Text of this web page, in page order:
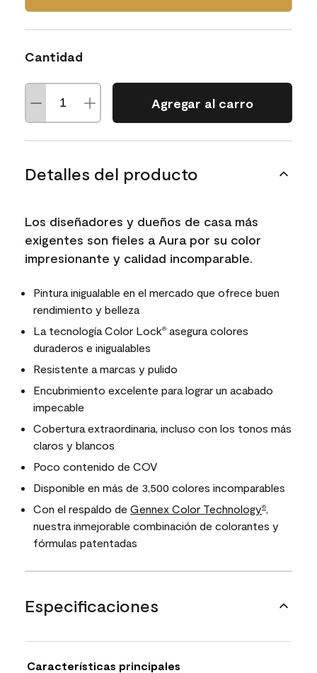
Cantidad
Agregar al carro
Detalles del producto
Los diseñadores y dueños de casa más
exigentes son fieles a Aura por su color
impresionante y calidad incomparable.
Pintura inigualable en el mercado que ofrece buen
rendimiento y belleza
La tecnología Color Lock® asegura colores
duraderos e inigualables
Resistente a marcas y pulido
Encubrimiento excelente para lograr un acabado
impecable
Cobertura extraordinaria, incluso con los tonos más
claros y blancos
Poco contenido de COV
Disponible en más de 3,500 colores incomparables
Con el respaldo de Gennex Color Technology®,
nuestra inmejorable combinación de colorantes y
fórmulas patentadas
Especificaciones
Características principales